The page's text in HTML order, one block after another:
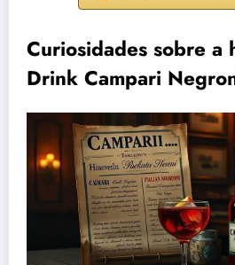
Curiosidades sobre a
Drink Campari